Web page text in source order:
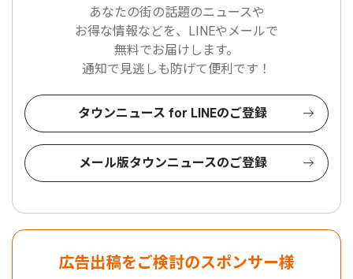
あなたの街の話題のニュースや
お得な情報などを、LINEやメールで
無料でお届けします。
通知で見逃しも防げて便利です！
タウンニュース for LINEのご登録
メール版タウンニュースのご登録
広告出稿をご検討のスポンサー様